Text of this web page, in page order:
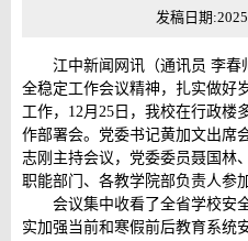
发稿日期
江中新闻网讯（通讯员 李春
全稳定工作会议精神，扎实做好
工作，12月25日，我校在行政楼
作部署会。党委书记黄加文出席
志刚主持会议，党委委员聂国林
职能部门、各教学院部负责人参
会议集中收看了全省学校安
实加强当前和寒假前后教育系统